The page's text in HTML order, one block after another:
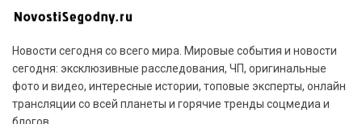
Новости сегодня со всего мира. Мировые события и новости
сегодня: эксклюзивные расследования, ЧП, оригинальные
фото и видео, интересные истории, топовые эксперты, онлайн
трансляции со всей планеты и горячие тренды соцмедиа и
блогов.